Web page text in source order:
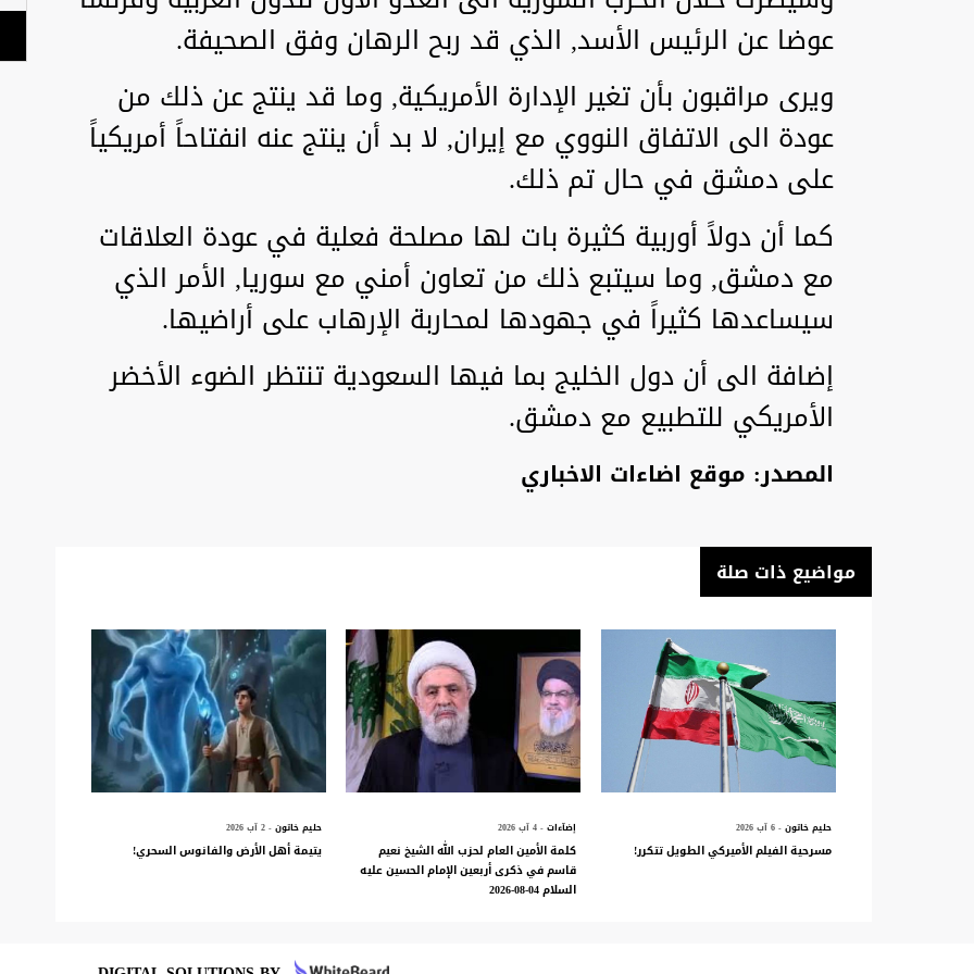
عوضا عن الرئيس الأسد, الذي قد ربح الرهان وفق الصحيفة.
ويرى مراقبون بأن تغير الإدارة الأمريكية, وما قد ينتج عن ذلك من
عودة الى الاتفاق النووي مع إيران, لا بد أن ينتج عنه انفتاحاً أمريكياً
على دمشق في حال تم ذلك.
كما أن دولاً أوربية كثيرة بات لها مصلحة فعلية في عودة العلاقات
مع دمشق, وما سيتبع ذلك من تعاون أمني مع سوريا, الأمر الذي
سيساعدها كثيراً في جهودها لمحاربة الإرهاب على أراضيها.
إضافة الى أن دول الخليج بما فيها السعودية تنتظر الضوء الأخضر
الأمريكي للتطبيع مع دمشق.
المصدر: موقع اضاءات الاخباري
مواضيع ذات صلة
حليم خاتون- 6 آب 2026
مسرحية الفيلم الأميركي الطويل تتكرر!
إضآءات - 4 آب 2026
كلمة الأمين العام لحزب الله الشيخ نعيم
قاسم في ذكرى أربعين الإمام الحسين عليه
السلام 04-08-2026
حليم خاتون- 2 آب 2026
يتيمة أهل الأرض والفانوس السحري!